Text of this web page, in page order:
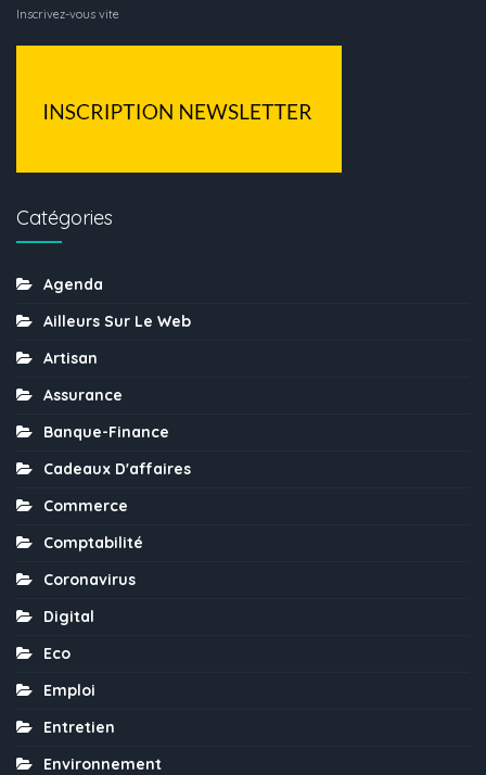
Inscrivez-vous vite
Catégories
Agenda
Ailleurs Sur Le Web
Artisan
Assurance
Banque-Finance
Cadeaux D'affaires
Commerce
Comptabilité
Coronavirus
Digital
Eco
Emploi
Entretien
Environnement